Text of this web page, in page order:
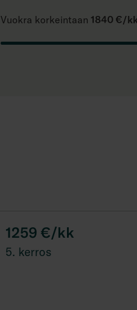
Vuokra korkeintaan 1840 €/
1259 €/kk
5. kerros